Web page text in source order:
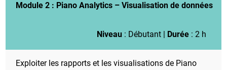
Module 2 : Piano Analytics – Visualisation de données
Niveau: Débutant | Durée: 2 h
Exploiter les rapports et les visualisations de Piano